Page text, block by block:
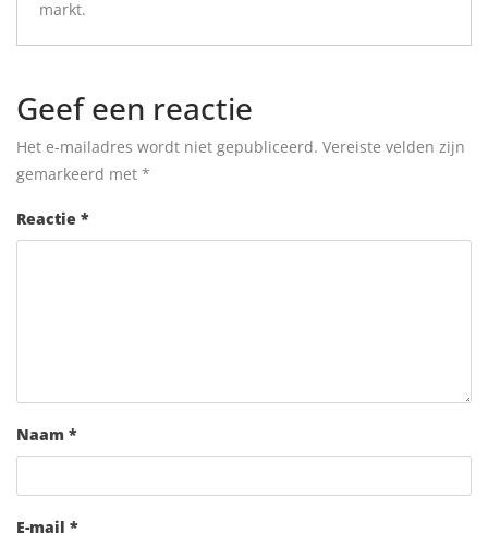
markt.
Geef een reactie
Het e-mailadres wordt niet gepubliceerd. Vereiste velden zijn
gemarkeerd met *
Reactie *
Naam *
E-mail *